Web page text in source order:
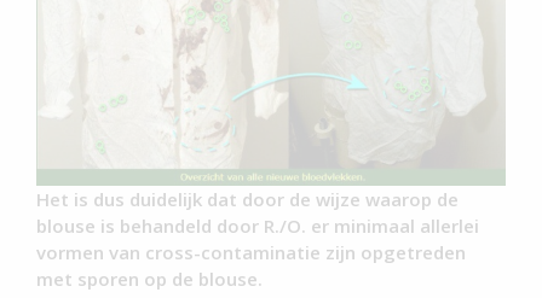
Het is dus duidelijk dat door de wijze waarop de
blouse is behandeld door R./O. er minimaal allerlei
vormen van cross-contaminatie zijn opgetreden
met sporen op de blouse.